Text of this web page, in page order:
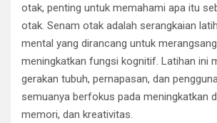
otak, penting untuk memahami apa itu
otak. Senam otak adalah serangkaian
mental yang dirancang untuk
meningkatkan fungsi kognitif. Latihan ini
gerakan tubuh, pernapasan, dan
semuanya berfokus pada meningkatkan
memori, dan kreativitas.